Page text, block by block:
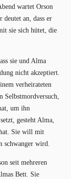
wartet Orson
deutet an, dass er
sie sich hütet, die
sie und Alma
nicht akzeptiert.
verheirateten
Selbstmordversuch,
um ihn
gesteht Alma,
hat. Sie will mit
schwanger wird.
seit mehreren
Bett. Sie